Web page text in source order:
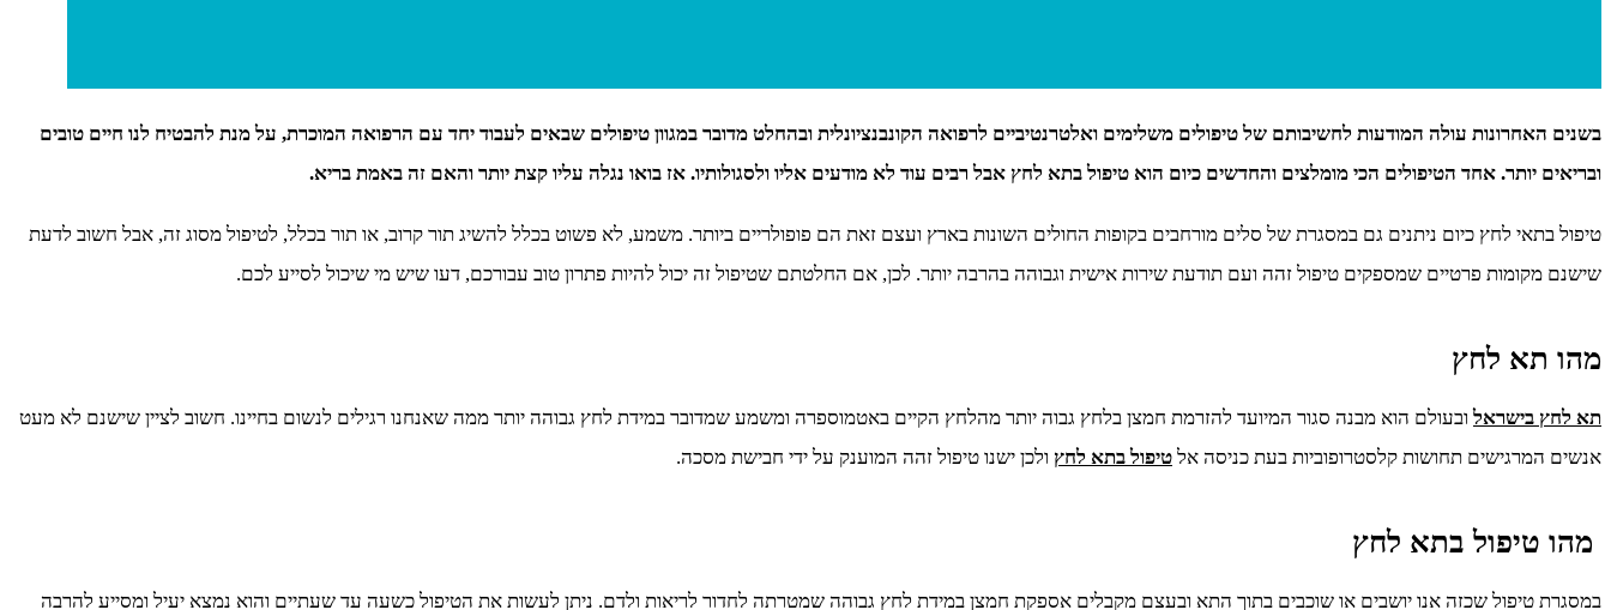
בשנים האחרונות עולה המודעות לחשיבותם של טיפולים משלימים ואלטרנטיביים לרפואה הקונבנציונלית ובהחלט מדובר במגוון טיפולים שבאים לעבוד יחד עם הרפואה המוכרת, על מנת להבטיח לנו חיים טובים
ובריאים יותר. אחד הטיפולים הכי מומלצים והחדשים כיום הוא טיפול בתא לחץ אבל רבים עוד לא מודעים אליו ולסגולותיו. אז בואו נגלה עליו קצת יותר והאם זה באמת בריא.
טיפול בתאי לחץ כיום ניתנים גם במסגרת של סלים מורחבים בקופות החולים השונות בארץ ועצם זאת הם פופולריים ביותר. משמע, לא פשוט בכלל להשיג תור קרוב, או תור בכלל, לטיפול מסוג זה, אבל חשוב לדעת
שישנם מקומות פרטיים שמספקים טיפול זהה ועם תודעת שירות אישית וגבוהה בהרבה יותר. לכן, אם החלטתם שטיפול זה יכול להיות פתרון טוב עבורכם, דעו שיש מי שיכול לסייע לכם.
מהו תא לחץ
תא לחץ בישראלובעולם הוא מבנה סגור המיועד להזרמת חמצן בלחץ גבוה יותר מהלחץ הקיים באטמוספרה ומשמע שמדובר במידת לחץ גבוהה יותר ממה שאנחנו רגילים לנשום בחיינו. חשוב לציין שישנם לא מעט
אנשים המרגישים תחושות קלסטרופוביות בעת כניסה אל טיפול בתא לחץ ולכן ישנו טיפול זהה המוענק על ידי חבישת מסכה.
מהו טיפול בתא לחץ
במסגרת טיפול שכזה אנו יושבים או שוכבים בתוך התא ובעצם מקבלים אספקת חמצן במידת לחץ גבוהה שמטרתה לחדור לריאות ולדם. ניתן לעשות את הטיפול כשעה עד שעתיים והוא נמצא יעיל ומסייע להרבה